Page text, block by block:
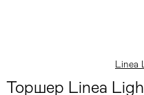
Linea
Торшер Linea